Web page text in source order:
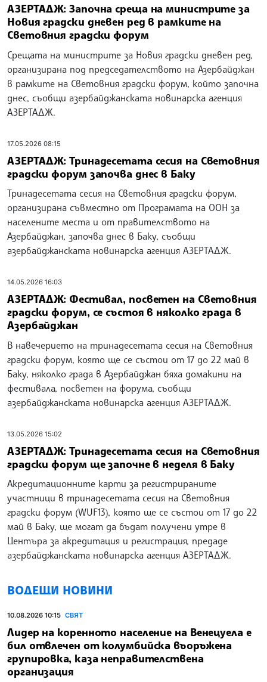
АЗЕРТАДЖ: Започна среща на министрите за
Новия градски дневен ред в рамките на
Световния градски форум
Срещата на министрите за Новия градски дневен ред,
организирана под председателството на Азербайджан
в рамките на Световния градски форум, който започна
днес, съобщи азербайджанската новинарска агенция
АЗЕРТАДЖ.
17.05.2026 08:15
АЗЕРТАДЖ: Тринадесетата сесия на Световния
градски форум започва днес в Баку
Тринадесетата сесия на Световния градски форум,
организирана съвместно от Програмата на ООН за
населените места и от правителството на
Азербайджан, започва днес в Баку, съобщи
азербайджанската новинарска агенция АЗЕРТАДЖ.
14.05.2026 16:03
АЗЕРТАДЖ: Фестивал, посветен на Световния
градски форум, се състоя в няколко града в
Азербайджан
В навечерието на тринадесетата сесия на Световния
градски форум, която ще се състои от 17 до 22 май в
Баку, няколко града в Азербайджан бяха домакини на
фестивала, посветен на форума, съобщи
азербайджанската новинарска агенция АЗЕРТАДЖ.
13.05.2026 15:02
АЗЕРТАДЖ: Тринадесетата сесия на Световния
градски форум ще започне в неделя в Баку
Акредитационните карти за регистрираните
участници в тринадесетата сесия на Световния
градски форум (WUF13), която ще се състои от 17 до 22
май в Баку, ще могат да бъдат получени утре в
Центъра за акредитация и регистрация, предаде
азербайджанската новинарска агенция АЗЕРТАДЖ.
ВОДЕЩИ НОВИНИ
10.08.2026 10:15 СВЯТ
Лидер на коренното население на Венецуела е
бил отвлечен от колумбийска въоръжена
групировка, каза неправителствена
организация